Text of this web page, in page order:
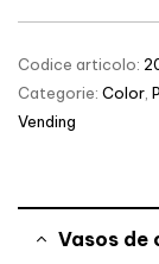
Codice articolo:
Categorie: Color
Vending
Vasos de